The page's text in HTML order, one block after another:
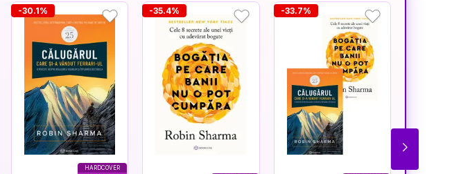
HARDCOVER
-30.1% -35.4% -33.7%